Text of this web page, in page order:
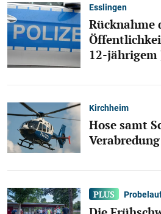
Esslingen
Rücknahme
12-jährigem
Kirchheim
Hose samt